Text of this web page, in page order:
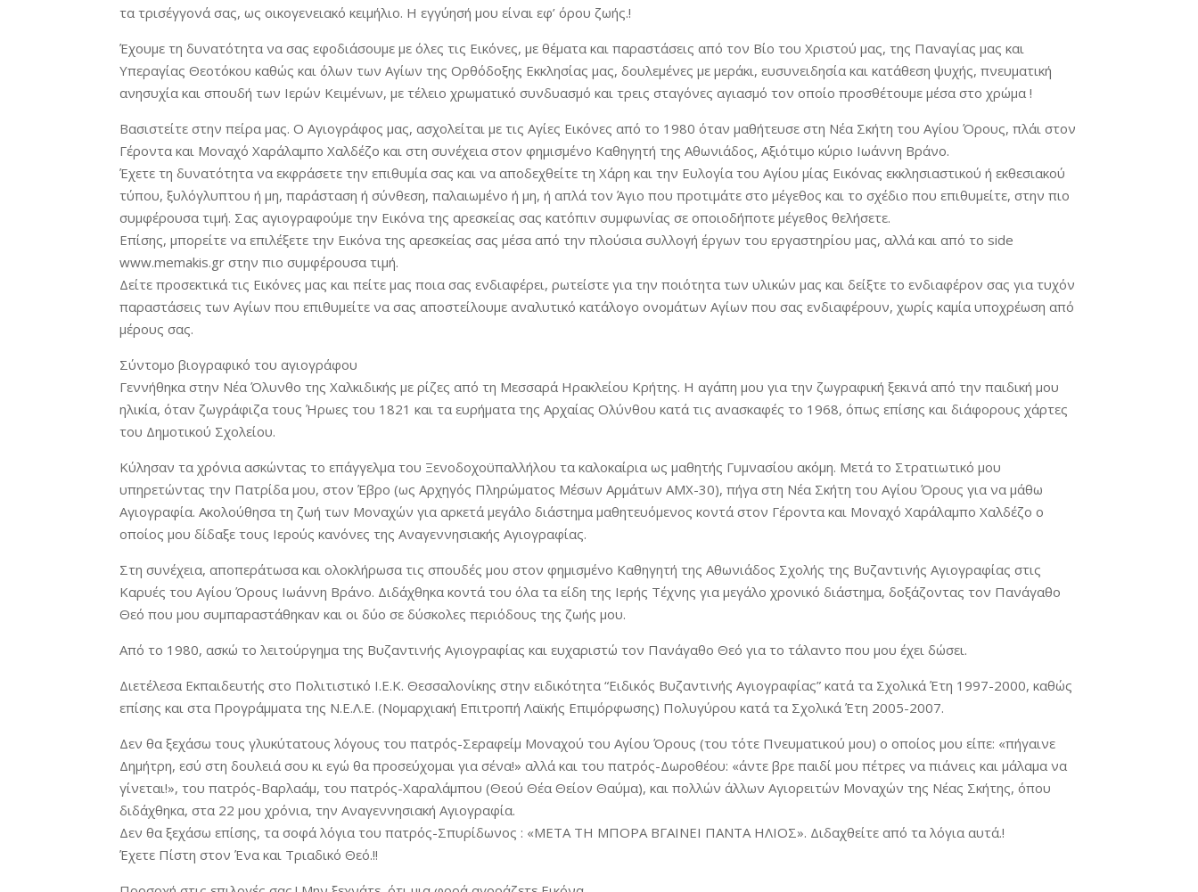
τα τρισέγγονά σας, ως οικογενειακό κειμήλιο. Η εγγύησή μου είναι εφ’ όρου ζωής.!
Έχουμε τη δυνατότητα να σας εφοδιάσουμε με όλες τις Εικόνες, με θέματα και παραστάσεις από τον Βίο του Χριστού μας, της Παναγίας μας και
Υπεραγίας Θεοτόκου καθώς και όλων των Αγίων της Ορθόδοξης Εκκλησίας μας, δουλεμένες με μεράκι, ευσυνειδησία και κατάθεση ψυχής, πνευματική
ανησυχία και σπουδή των Ιερών Κειμένων, με τέλειο χρωματικό συνδυασμό και τρεις σταγόνες αγιασμό τον οποίο προσθέτουμε μέσα στο χρώμα !
Βασιστείτε στην πείρα μας. Ο Αγιογράφος μας, ασχολείται με τις Αγίες Εικόνες από το 1980 όταν μαθήτευσε στη Νέα Σκήτη του Αγίου Όρους, πλάι στον
Γέροντα και Μοναχό Χαράλαμπο Χαλδέζο και στη συνέχεια στον φημισμένο Καθηγητή της Αθωνιάδος, Αξιότιμο κύριο Ιωάννη Βράνο.
Έχετε τη δυνατότητα να εκφράσετε την επιθυμία σας και να αποδεχθείτε τη Χάρη και την Ευλογία του Αγίου μίας Εικόνας εκκλησιαστικού ή εκθεσιακού
τύπου, ξυλόγλυπτου ή μη, παράσταση ή σύνθεση, παλαιωμένο ή μη, ή απλά τον Άγιο που προτιμάτε στο μέγεθος και το σχέδιο που επιθυμείτε, στην πιο
συμφέρουσα τιμή. Σας αγιογραφούμε την Εικόνα της αρεσκείας σας κατόπιν συμφωνίας σε οποιοδήποτε μέγεθος θελήσετε.
Επίσης, μπορείτε να επιλέξετε την Εικόνα της αρεσκείας σας μέσα από την πλούσια συλλογή έργων του εργαστηρίου μας, αλλά και από το side
www.memakis.gr στην πιο συμφέρουσα τιμή.
Δείτε προσεκτικά τις Εικόνες μας και πείτε μας ποια σας ενδιαφέρει, ρωτείστε για την ποιότητα των υλικών μας και δείξτε το ενδιαφέρον σας για τυχόν
παραστάσεις των Αγίων που επιθυμείτε να σας αποστείλουμε αναλυτικό κατάλογο ονομάτων Αγίων που σας ενδιαφέρουν, χωρίς καμία υποχρέωση από
μέρους σας.
Σύντομο βιογραφικό του αγιογράφου
Γεννήθηκα στην Νέα Όλυνθο της Χαλκιδικής με ρίζες από τη Μεσσαρά Ηρακλείου Κρήτης. Η αγάπη μου για την ζωγραφική ξεκινά από την παιδική μου
ηλικία, όταν ζωγράφιζα τους Ήρωες του 1821 και τα ευρήματα της Αρχαίας Ολύνθου κατά τις ανασκαφές το 1968, όπως επίσης και διάφορους χάρτες
του Δημοτικού Σχολείου.
Κύλησαν τα χρόνια ασκώντας το επάγγελμα του Ξενοδοχοϋπαλλήλου τα καλοκαίρια ως μαθητής Γυμνασίου ακόμη. Μετά το Στρατιωτικό μου
υπηρετώντας την Πατρίδα μου, στον Έβρο (ως Αρχηγός Πληρώματος Μέσων Αρμάτων ΑΜΧ-30), πήγα στη Νέα Σκήτη του Αγίου Όρους για να μάθω
Αγιογραφία. Ακολούθησα τη ζωή των Μοναχών για αρκετά μεγάλο διάστημα μαθητευόμενος κοντά στον Γέροντα και Μοναχό Χαράλαμπο Χαλδέζο ο
οποίος μου δίδαξε τους Ιερούς κανόνες της Αναγεννησιακής Αγιογραφίας.
Στη συνέχεια, αποπεράτωσα και ολοκλήρωσα τις σπουδές μου στον φημισμένο Καθηγητή της Αθωνιάδος Σχολής της Βυζαντινής Αγιογραφίας στις
Καρυές του Αγίου Όρους Ιωάννη Βράνο. Διδάχθηκα κοντά του όλα τα είδη της Ιερής Τέχνης για μεγάλο χρονικό διάστημα, δοξάζοντας τον Πανάγαθο
Θεό που μου συμπαραστάθηκαν και οι δύο σε δύσκολες περιόδους της ζωής μου.
Από το 1980, ασκώ το λειτούργημα της Βυζαντινής Αγιογραφίας και ευχαριστώ τον Πανάγαθο Θεό για το τάλαντο που μου έχει δώσει.
Διετέλεσα Εκπαιδευτής στο Πολιτιστικό Ι.Ε.Κ. Θεσσαλονίκης στην ειδικότητα “Ειδικός Βυζαντινής Αγιογραφίας” κατά τα Σχολικά Έτη 1997-2000, καθώς
επίσης και στα Προγράμματα της Ν.Ε.Λ.Ε. (Νομαρχιακή Επιτροπή Λαϊκής Επιμόρφωσης) Πολυγύρου κατά τα Σχολικά Έτη 2005-2007.
Δεν θα ξεχάσω τους γλυκύτατους λόγους του πατρός-Σεραφείμ Μοναχού του Αγίου Όρους (του τότε Πνευματικού μου) ο οποίος μου είπε: «πήγαινε
Δημήτρη, εσύ στη δουλειά σου κι εγώ θα προσεύχομαι για σένα!» αλλά και του πατρός-Δωροθέου: «άντε βρε παιδί μου πέτρες να πιάνεις και μάλαμα να
γίνεται!», του πατρός-Βαρλαάμ, του πατρός-Χαραλάμπου (Θεού Θέα Θείον Θαύμα), και πολλών άλλων Αγιορειτών Μοναχών της Νέας Σκήτης, όπου
διδάχθηκα, στα 22 μου χρόνια, την Αναγεννησιακή Αγιογραφία.
Δεν θα ξεχάσω επίσης, τα σοφά λόγια του πατρός-Σπυρίδωνος : «ΜΕΤΑ ΤΗ ΜΠΟΡΑ ΒΓΑΙΝΕΙ ΠΑΝΤΑ ΗΛΙΟΣ». Διδαχθείτε από τα λόγια αυτά.!
Έχετε Πίστη στον Ένα και Τριαδικό Θεό.!!